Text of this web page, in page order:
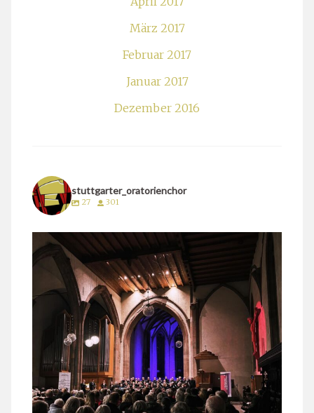
März 2017
Februar 2017
Januar 2017
Dezember 2016
stuttgarter_oratorienchor
27 301
stuttgarter_oratorienchor
März 24